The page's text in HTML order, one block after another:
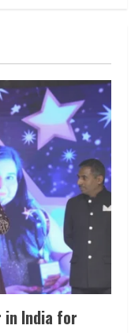
in India for